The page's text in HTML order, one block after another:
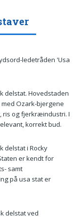
ledetråden 'Usa
delstat. Hovedstaden
Ozark-bjergene
ris og fjerkræindustri. I
korrekt bud.
delstat i Rocky
er kendt for
samt
på usa stat er
delstat ved